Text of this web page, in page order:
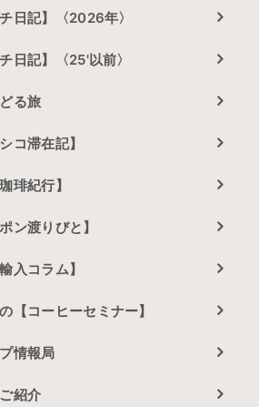
日記】〈2026年〉
日記】〈25'以前〉
る旅
コ滞在記】
琲紀行】
ン渡りびと】
入コラム】
【コーヒーセミナー】
情報局
紹介